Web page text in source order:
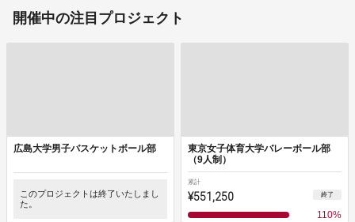
開催中の注目プロジェクト
広島大学男子バスケットボール部
このプロジェクトは終了いたしまし
た。
東京女子体育大学バレーボール部
（9人制）
累計
¥551,250 終了
110%